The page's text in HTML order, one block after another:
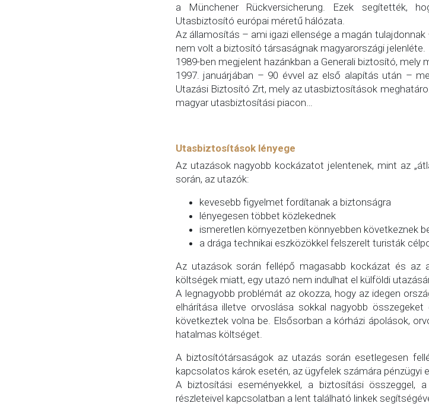
a Münchener Rückversicherung. Ezek segítették,
Utasbiztosító európai méretű hálózata.
Az államosítás – ami igazi ellensége a magán
nem volt a biztosító társaságnak magyarországi jelenléte.
1989-ben megjelent hazánkban a Generali biztosító,
1997. januárjában – 90 évvel az első alapítás után –
Utazási Biztosító Zrt, mely az utasbiztosítások
magyar utasbiztosítási piacon…
Utasbiztosítások lényege
Az utazások nagyobb kockázatot jelentenek, mint az
során, az utazók:
kevesebb figyelmet fordítanak a biztonságra
lényegesen többet közlekednek
ismeretlen környezetben könnyebben következnek
a drága technikai eszközökkel felszerelt turisták
Az utazások során fellépő magasabb kockázat és az
költségek miatt, egy utazó nem indulhat el külföldi
A legnagyobb problémát az okozza, hogy az idegen
elhárítása illetve orvoslása sokkal nagyobb
következtek volna be. Elsősorban a kórházi ápolások,
hatalmas költséget.
A biztosítótársaságok az utazás során esetlegesen
kapcsolatos károk esetén, az ügyfelek számára pénzügyi
A biztosítási eseményekkel, a biztosítási összeggel,
részleteivel kapcsolatban a lent található linkek